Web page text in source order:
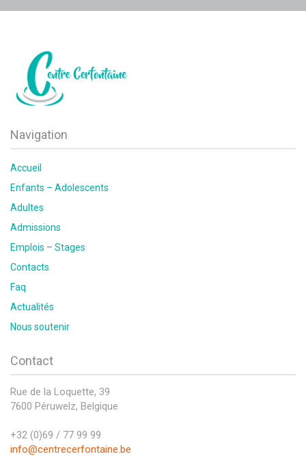
Navigation
Accueil
Enfants – Adolescents
Adultes
Admissions
Emplois – Stages
Contacts
Faq
Actualités
Nous soutenir
Contact
Rue de la Loquette, 39
7600 Péruwelz, Belgique
+32 (0)69 / 77 99 99
info@centrecerfontaine.be